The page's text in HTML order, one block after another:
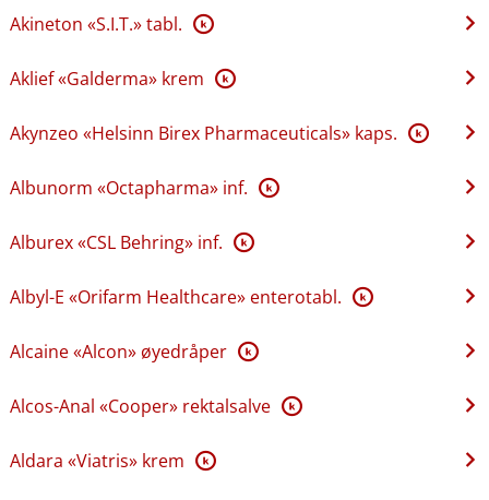
Akineton «S.I.T.» tabl. K
Aklief «Galderma» krem K
Akynzeo «Helsinn Birex Pharmaceuticals» kaps. K
Albunorm «Octapharma» inf. K
Alburex «CSL Behring» inf. K
Albyl-E «Orifarm Healthcare» enterotabl. K
Alcaine «Alcon» øyedråper K
Alcos-Anal «Cooper» rektalsalve K
Aldara «Viatris» krem K